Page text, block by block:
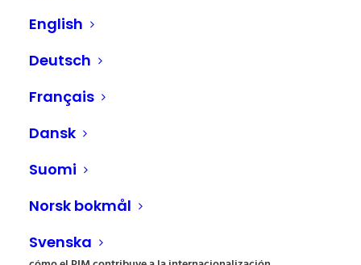
English
Deutsch
Français
Dansk
Suomi
Norsk bokmål
Svenska
La falta de multilingüismo en los datos de los productos y